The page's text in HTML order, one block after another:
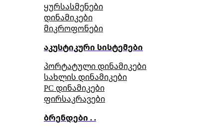
ყურსასმენები
დინამიკები
მიკროფონები
აკუსტიკური სისტემები
პორტატული დინამიკები
სახლის დინამიკები
PC დინამიკები
ფირსაკრავები
ბრენდები . .